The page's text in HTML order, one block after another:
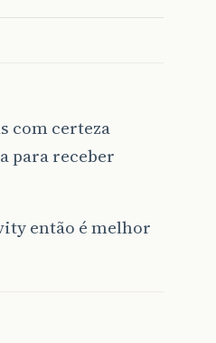
com certeza
para receber
então é melhor